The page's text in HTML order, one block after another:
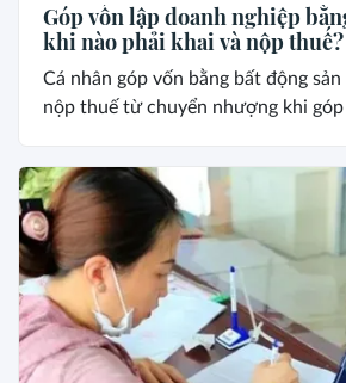
Góp vốn lập doanh nghiệp
khi nào phải khai và nộp thuế?
Cá nhân góp vốn bằng bất động
nộp thuế từ chuyển nhượng khi góp